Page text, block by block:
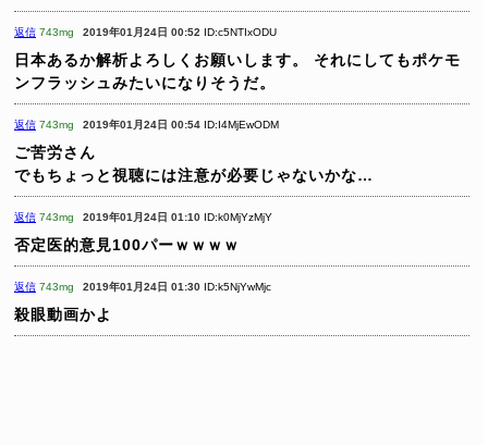
返信 743mg 2019年01月24日 00:52 ID:c5NTIxODU
日本あるか解析よろしくお願いします。
それにしてもポケモ
ンフラッシュみたいになりそうだ。
返信 743mg 2019年01月24日 00:54 ID:I4MjEwODM
ご苦労さん
でもちょっと視聴には注意が必要じゃないかな…
返信 743mg 2019年01月24日 01:10 ID:k0MjYzMjY
否定医的意見100パーｗｗｗｗ
返信 743mg 2019年01月24日 01:30 ID:k5NjYwMjc
殺眼動画かよ